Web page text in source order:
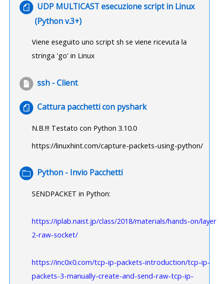
UDP MULTICAST esecuzione script in Linux
(Python v.3+)
File
Viene eseguito uno script sh se viene ricevuta la
stringa 'go' in Linux
ssh - Client
File
Cattura pacchetti con pyshark
File
N.B.!!! Testato con Python 3.10.0
https://linuxhint.com/capture-packets-using-python/
Python - Invio Pacchetti
Cartella
SENDPACKET in Python:
https://iplab.naist.jp/class/2018/materials/hands-on/
2-raw-socket/
https://inc0x0.com/tcp-ip-packets-introduction/tcp-ip-
packets-3-manually-create-and-send-raw-tcp-ip-